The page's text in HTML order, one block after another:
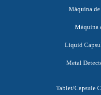
Máquina de
Máquina
Liquid
Metal
Tablet/Capsule